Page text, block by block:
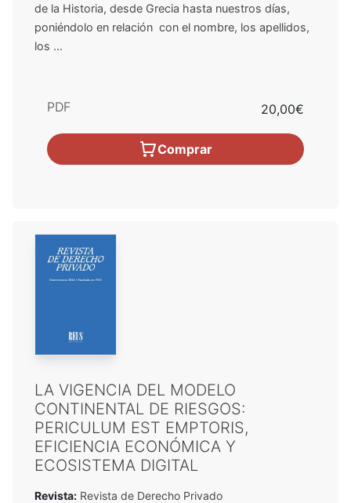
de la Historia, desde Grecia hasta nuestros días,
poniéndolo en relación con el nombre, los apellidos,
los ...
PDF 20,00€
Comprar
LA VIGENCIA DEL MODELO
CONTINENTAL DE RIESGOS:
PERICULUM EST EMPTORIS,
EFICIENCIA ECONÓMICA Y
ECOSISTEMA DIGITAL
Revista: Revista de Derecho Privado